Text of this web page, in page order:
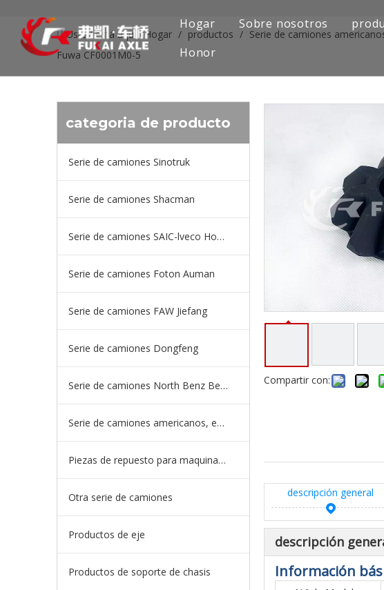
Hogar Sobre nosotros
Honor
Usted está aquí: Hogar / productos / Serie de camiones
Fuwa CF0001M0-5
categoria de producto
Serie de camiones Sinotruk
Serie de camiones Shacman
Serie de camiones SAIC-lveco Hongyan
Serie de camiones Foton Auman
Serie de camiones FAW Jiefang
Serie de camiones Dongfeng
Serie de camiones North Benz Beiben
Serie de camiones americanos, europeos y japoneses
Piezas de repuesto para maquinaria de ingeniería de camiones mineros
Otra serie de camiones
Productos de eje
Productos de soporte de chasis
Compartir con:
descripción general
descripción
Información